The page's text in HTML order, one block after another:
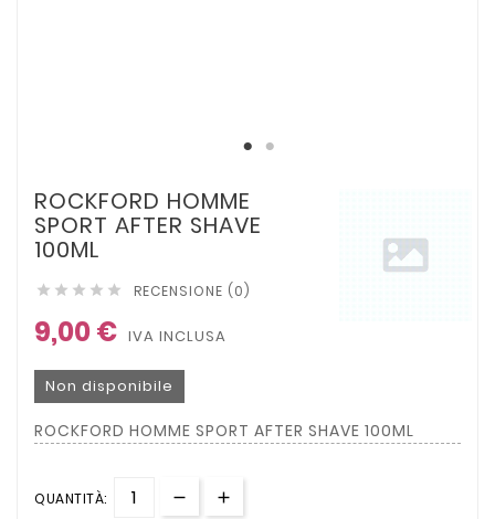
ROCKFORD HOMME
SPORT AFTER SHAVE
100ML
     RECENSIONE (0)
9,00 € IVA INCLUSA
Non disponibile
ROCKFORD HOMME SPORT AFTER SHAVE 100ML
QUANTITÀ: